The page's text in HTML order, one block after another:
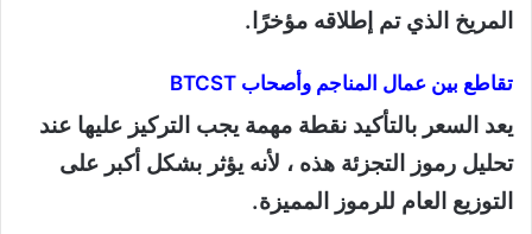
المريخ الذي تم إطلاقه مؤخرًا.
تقاطع بين عمال المناجم وأصحاب BTCST
يعد السعر بالتأكيد نقطة مهمة يجب التركيز عليها عند
تحليل رموز التجزئة هذه ، لأنه يؤثر بشكل أكبر على
التوزيع العام للرموز المميزة.